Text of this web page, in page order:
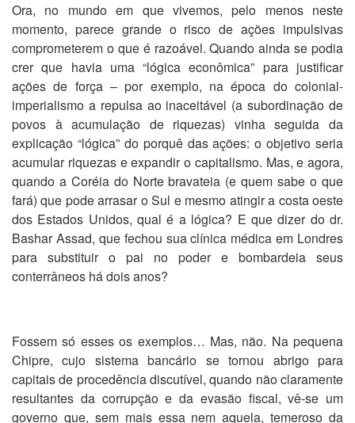
Ora, no mundo em que vivemos, pelo menos neste
momento, parece grande o risco de ações impulsivas
comprometerem o que é razoável. Quando ainda se podia
crer que havia uma “lógica econômica” para justificar
ações de força – por exemplo, na época do colonial-
imperialismo a repulsa ao inaceitável (a subordinação de
povos à acumulação de riquezas) vinha seguida da
explicação “lógica” do porquê das ações: o objetivo seria
acumular riquezas e expandir o capitalismo. Mas, e agora,
quando a Coréia do Norte bravateia (e quem sabe o que
fará) que pode arrasar o Sul e mesmo atingir a costa oeste
dos Estados Unidos, qual é a lógica? E que dizer do dr.
Bashar Assad, que fechou sua clínica médica em Londres
para substituir o pai no poder e bombardeia seus
conterrâneos há dois anos?
Fossem só esses os exemplos… Mas, não. Na pequena
Chipre, cujo sistema bancário se tornou abrigo para
capitais de procedência discutível, quando não claramente
resultantes da corrupção e da evasão fiscal, vê-se um
governo que, sem mais essa nem aquela, temeroso da